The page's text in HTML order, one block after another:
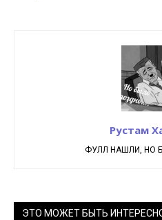
Рустам
ФУЛЛ НАШЛИ, НО
ЭТО МОЖЕТ БЫТЬ